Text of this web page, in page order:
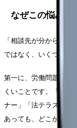
なぜこの悩みが
「相談先が分からな
ではなく、いくつかの
第一に、労働問題の相
くいことです。「労働
ナー」「法テラス」「
あっても、どこが何を